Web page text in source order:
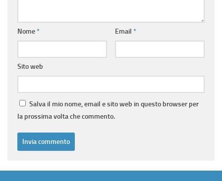
Nome* Email *
Sito web
Salva il mio nome, email e sito web in questo browser per
la prossima volta che commento.